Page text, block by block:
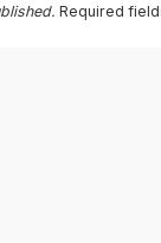
Required